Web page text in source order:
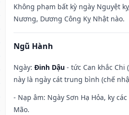
Không phạm bất kỳ ngày Nguyệt
Nương, Dương Công Kỵ Nhật nào.
Ngũ Hành
Ngày: Đinh Dậu - tức Can khắc Chi
này là ngày cát trung bình (chế
- Nạp âm: Ngày Sơn Hạ Hỏa, kỵ
Mão.